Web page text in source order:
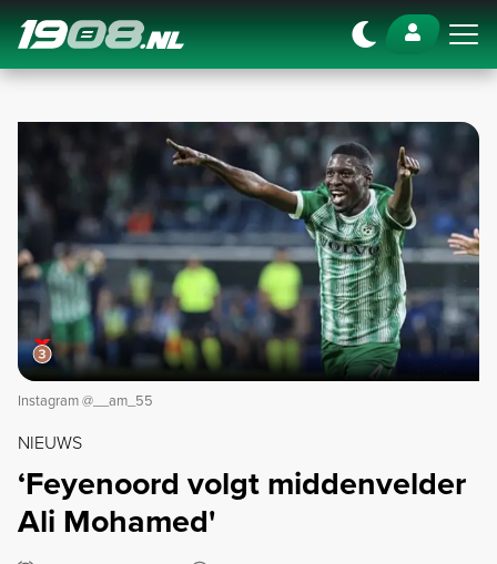
Navigation
Instagram @__am_55
NIEUWS
‘Feyenoord volgt middenvelder
Ali Mohamed'